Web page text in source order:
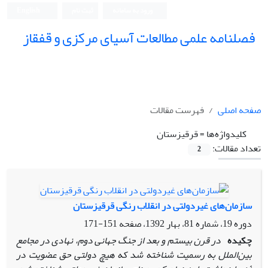
فصلنامه علمی مطالعات آسیای مرکزی و قفقاز
صفحه اصلی
فهرست مقالات
کلیدواژه‌ها =قرقیزستان
تعداد مقالات:
2
سازمان‌های غیردولتی در انقلاب رنگی قرقیزستان
دوره 19، شماره 81، بهار 1392، صفحه
151-171
چکیده در قرن بیستم و بعد از جنگ جهانی دوم، نهادی در مجامع
بین‌الملل به رسمیت شناخته شد که هیچ دولتی حق عضویت در